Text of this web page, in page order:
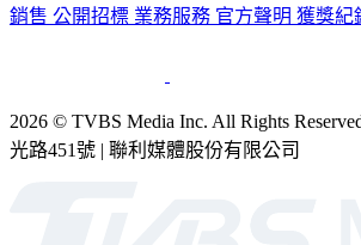
銷售 公開招標 業務服務 官方聲明 獲獎紀
2026 © TVBS Media Inc. All Rights
光路451號 | 聯利媒體股份有限公司